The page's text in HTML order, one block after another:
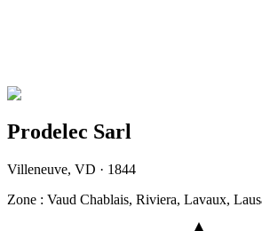
Prodelec Sarl
Villeneuve, VD · 1844
Zone : Vaud Chablais, Riviera, Lavaux,